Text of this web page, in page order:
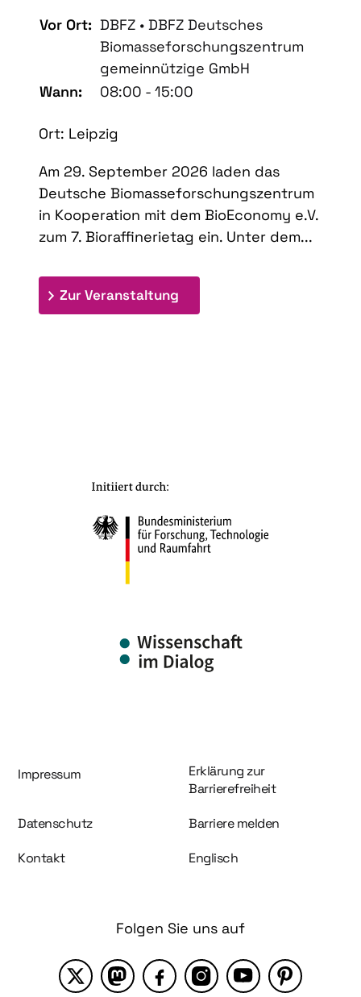
Vor Ort: DBFZ • DBFZ Deutsches
Biomasseforschungszentrum
gemeinnützige GmbH
Wann:
08:00 - 15:00
Ort: Leipzig
Am 29. September 2026 laden das
Deutsche Biomasseforschungszentrum
in Kooperation mit dem BioEconomy e.V.
zum 7. Bioraffinerietag ein. Unter dem...
Zur Veranstaltung
Information und Service
Impressum
Erklärung zur
Barrierefreiheit
Datenschutz Barriere melden
Kontakt Englisch
Folgen Sie uns auf